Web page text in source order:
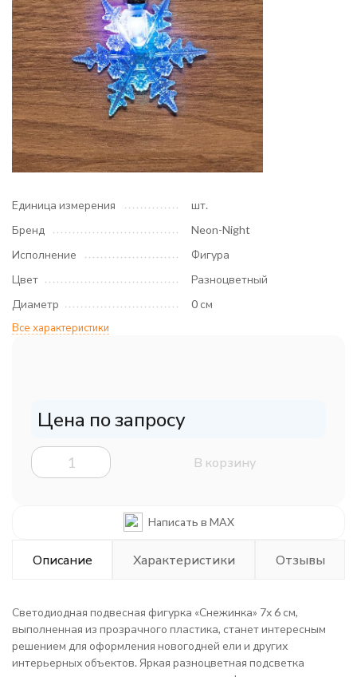
Единица измерения
шт.
Бренд
Neon-Night
Исполнение
Фигура
Цвет
Разноцветный
Диаметр
0 см
Все характеристики
Цена по запросу
В корзину
Написать в MAX
Описание Характеристики Отзывы
Светодиодная подвесная фигурка «Снежинка» 7х 6 см,
выполненная из прозрачного пластика, станет интересным
решением для оформления новогодней ели и других
интерьерных объектов. Яркая разноцветная подсветка